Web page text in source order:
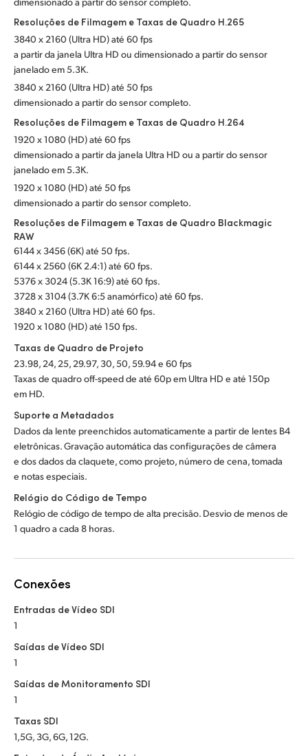
Resoluções de Filmagem e Taxas de Quadro H.265
3840 x 2160 (Ultra HD) até 60 fps
a partir da janela Ultra HD ou dimensionado a partir do sensor
janelado em 5.3K.
3840 x 2160 (Ultra HD) até 50 fps
dimensionado a partir do sensor completo.
Resoluções de Filmagem e Taxas de Quadro H.264
1920 x 1080 (HD) até 60 fps
dimensionado a partir da janela Ultra HD ou a partir do sensor
janelado em 5.3K.
1920 x 1080 (HD) até 50 fps
dimensionado a partir do sensor completo.
Resoluções de Filmagem e Taxas de Quadro Blackmagic
RAW
6144 x 3456 (6K) até 50 fps.
6144 x 2560 (6K 2.4:1) até 60 fps.
5376 x 3024 (5.3K 16:9) até 60 fps.
3728 x 3104 (3.7K 6:5 anamórfico) até 60 fps.
3840 x 2160 (Ultra HD) até 60 fps.
1920 x 1080 (HD) até 150 fps.
Taxas de Quadro de Projeto
23.98, 24, 25, 29.97, 30, 50, 59.94 e 60 fps
Taxas de quadro off-speed de até 60p em Ultra HD e até 150p
em HD.
Suporte a Metadados
Dados da lente preenchidos automaticamente a partir de lentes B4
eletrônicas. Gravação automática das configurações de câmera
e dos dados da claquete, como projeto, número de cena, tomada
e notas especiais.
Relógio do Código de Tempo
Relógio de código de tempo de alta precisão. Desvio de menos de
1 quadro a cada 8 horas.
Conexões
Entradas de Vídeo SDI
1
Saídas de Vídeo SDI
1
Saídas de Monitoramento SDI
1
Taxas SDI
1,5G, 3G, 6G, 12G.